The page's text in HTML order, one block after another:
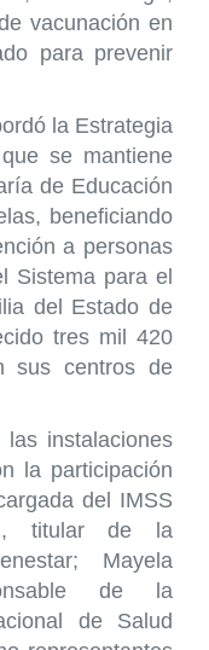
vacunación en
para prevenir
la Estrategia
se mantiene
de Educación
beneficiando
a personas
Sistema para el
del Estado de
tres mil 420
sus centros de
instalaciones
la participación
del IMSS
titular de la
Mayela
de la
de Salud